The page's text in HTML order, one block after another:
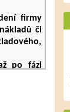
firmy
či
po fázi
různými